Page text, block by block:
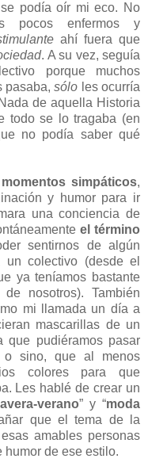
podía oír mi eco. No
pocos enfermos y
ahí fuera que
. A su vez, seguía
porque muchos
pasaba,sólo les ocurría
de aquella Historia
todo se lo tragaba (en
no podía saber qué
momentos simpáticos,
y humor para ir
una conciencia de
el término
sentirnos de algún
colectivo (desde el
ya teníamos bastante
nosotros). También
mi llamada un día a
mascarillas de un
que pudiéramos pasar
o sino, que al menos
colores para que
Les hablé de crear un
verano” y “moda
que el tema de la
amables personas
de ese estilo.